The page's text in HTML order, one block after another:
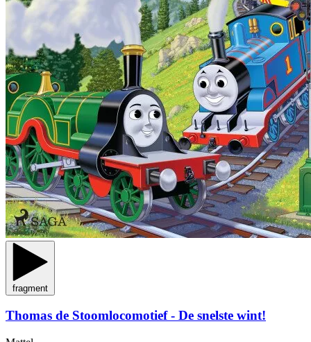
fragment
Thomas de Stoomlocomotief - De snelste wint!